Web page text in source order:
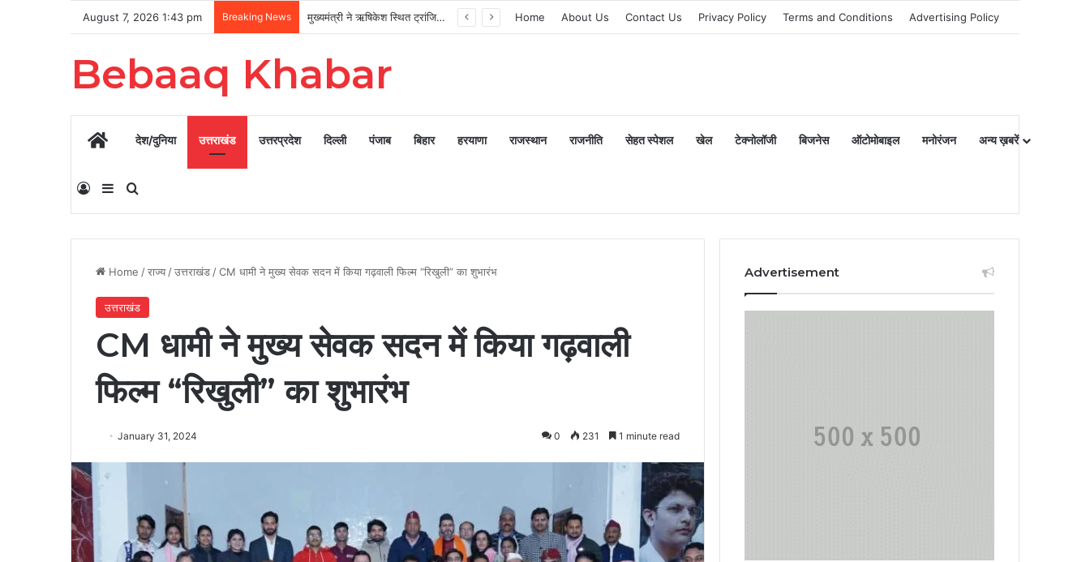
August 7, 2026 1:43 pm Breaking News मुख्यमंत्री ने ऋषिकेश स्थित ट्रांजिट कैंप का किया औचक निरीक्षण Home About Us Contact Us Privacy Policy Terms and Conditions Advertising Policy
Bebaaq Khabar
Homeदेश/दुनिया उत्तराखंड उत्तरप्रदेश दिल्ली पंजाब बिहार हरयाणा राजस्थान राजनीति सेहत स्पेशल खेल टेक्नोलॉजी बिजनेस ऑटोमोबाइल मनोरंजन अन्य ख़बरें
Log InSidebarSearch for
Home /राज्य /उत्तराखंड /CM धामी ने मुख्य सेवक सदन में किया गढ़वाली फिल्म “रिखुली” का शुभारंभ
उत्तराखंड
CM धामी ने मुख्य सेवक सदन में किया गढ़वाली
फिल्म “रिखुली” का शुभारंभ
January 31, 2024 0 231 1 minute read
Advertisement